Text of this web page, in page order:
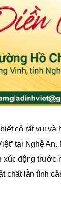
cô rất vui
tại Nghệ
động trước
chất lẫn tình